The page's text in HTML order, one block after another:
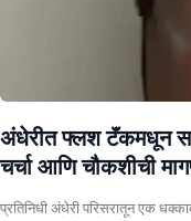
अंधेरीत फ्लश टॅंकमधून
चर्चा आणि चौकशीची
प्रतिनिधी अंधेरी परिसरातून एक